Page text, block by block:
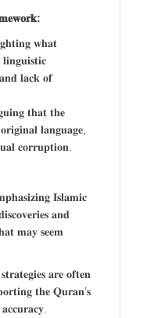
𝐰𝐡𝐚𝐭
𝐥𝐚𝐜𝐤 𝐨𝐟
𝐭𝐡𝐚𝐭 𝐭𝐡𝐞
𝐥𝐚𝐧𝐠𝐮𝐚𝐠𝐞,
𝐜𝐨𝐫𝐫𝐮𝐩𝐭𝐢𝐨𝐧.
𝐈𝐬𝐥𝐚𝐦𝐢𝐜
𝐚𝐧𝐝
𝐦𝐚𝐲 𝐬𝐞𝐞𝐦
𝐚𝐫𝐞 𝐨𝐟𝐭𝐞𝐧
𝐭𝐡𝐞 𝐐𝐮𝐫𝐚𝐧’𝐬